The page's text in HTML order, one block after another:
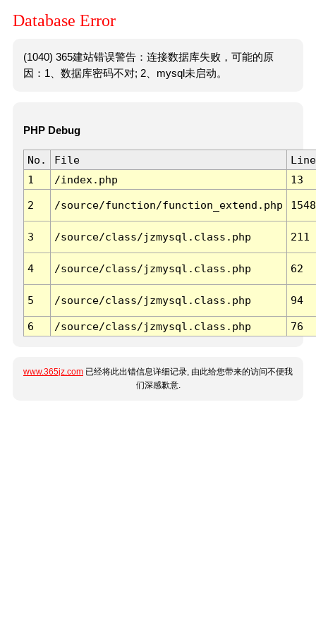
Database Error
(1040) 365建站错误警告：连接数据库失败，可能的原
因：1、数据库密码不对; 2、mysql未启动。
PHP Debug
No. File
Line
1
/index.php 13
2 /source/function/function_extend.php 1548
3 /source/class/jzmysql.class.php 211
4 /source/class/jzmysql.class.php 62
5 /source/class/jzmysql.class.php 94
6 /source/class/jzmysql.class.php 76
www.365jz.com 已经将此出错信息详细记录, 由此给您带来的访问不便我
们深感歉意.